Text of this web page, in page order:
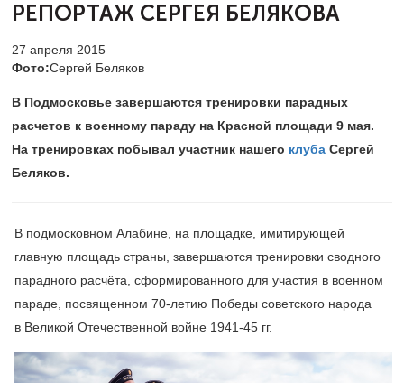
РЕПОРТАЖ СЕРГЕЯ БЕЛЯКОВА
27 апреля 2015
Фото:Сергей Беляков
В Подмосковье завершаются тренировки парадных
расчетов к военному параду на Красной площади 9 мая.
На тренировках побывал участник нашего клуба Сергей
Беляков.
В подмосковном Алабине, на площадке, имитирующей
главную площадь страны, завершаются тренировки сводного
парадного расчёта, сформированного для участия в военном
параде, посвященном 70-летию Победы советского народа
в Великой Отечественной войне 1941-45 гг.